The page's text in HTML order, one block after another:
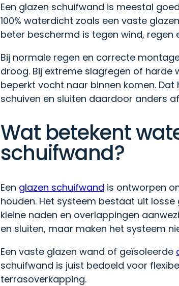
Een glazen schuifwand is meestal
100% waterdicht zoals een vaste
beter beschermd is tegen wind, regen
Bij normale regen en correcte
droog. Bij extreme slagregen of harde
beperkt vocht naar binnen komen.
schuiven en sluiten daardoor anders
Wat betekent
schuifwand?
Een glazen schuifwand is ontworpen
houden. Het systeem bestaat uit
kleine naden en overlappingen
en sluiten, maar maken het systeem
Een vaste glazen wand of geïsoleerde
schuifwand is juist bedoeld voor
terrasoverkapping.